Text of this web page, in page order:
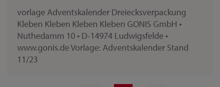
vorlage Adventskalender Dreiecksverpackung
Kleben Kleben Kleben Kleben GONIS GmbH •
Nuthedamm 10 • D-14974 Ludwigsfelde •
www.gonis.de Vorlage: Adventskalender Stand
11/23